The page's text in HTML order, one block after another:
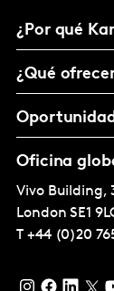
¿Por qué
¿Qué
Oficina
Vivo Building,
London SE1
T +44 (0)20